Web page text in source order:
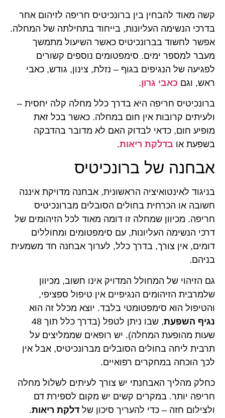
קשה מאוד להבחין בין ברונכיטיס חריפה לזיהום אחר
בדרכי הנשימה העליונות, בייחוד בתחילתה של המחלה.
אפשר לחשוד בברונכיטיס כאשר השיעול מתמשך
מעבר למספר ימים. סימפטומים נוספים קשורים
לפגיעה של הנגיפים בגוף – נזלת, צינון, גודש, כאבי
ראש, וגם כאבי גרון.
ברונכיטיס חריפה היא בדרך כלל מחלה קלה יחסית –
ולעיתים קרובות אין חום במחלה. כאשר בכל זאת
מופיע חום, כדאי לבדוק האם לא מדובר בהדבקה
בשפעת או בדלקת ריאות.
אבחנה של ברונכיטיס
בניגוד לאינטואיציה הראשונית, אבחנה מדויקת איננה
חשובה או הכרחית בחולים הסובלים מברונכיטיס
חריפה. מכיוון שמחלה זו דומה מאוד לכל הזיהומים של
דרכי הנשימה העליונות, עם סימפטומים ומחוללים
דומים, אין צורך, בדרך כלל, לערוך אבחנה חד משמעית
בניהם.
גם הזיהוי של המחולל המדויק אינו חשוב, מכיוון
שלמרבית הזיהומים הנגיפיים אין טיפול ספציפי,
והטיפול הוא סימפטומטי בלבד. יוצא מכלל זה הוא
נגיף השפעת
, שבו ניתן לטפל (בדרך כלל תוך 48
שעות מהופעת המחלה). יש רופאים שממליצים על
תרבית ליחה בחולים הסובלים מברונכיטיס, אבל אין
לכך הוכחה במחקרים רפואיים.
כחלק מהליך האבחנתי יש צורך לעיתים לשלול מחלה
חריפה יותר. במקרים קשים יש מקום לספירת דם
ולצילום חזה – כדי להעריך סיכון של דלקת ריאות.